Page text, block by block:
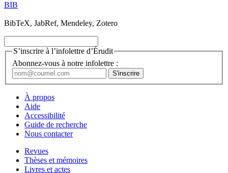
BIB
BibTeX, JabRef, Mendeley, Zotero
S’inscrire à l’infolettre d’Érudit
Abonnez-vous à notre infolettre :
À propos
Aide
Accessibilité
Guide de recherche
Nous contacter
Revues
Thèses et mémoires
Livres et actes